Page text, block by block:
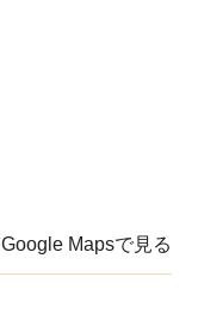
Google Mapsで見る